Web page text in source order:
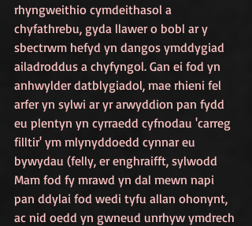
rhyngweithio cymdeithasol a
chyfathrebu, gyda llawer o bobl ar y
sbectrwm hefyd yn dangos ymddygiad
ailadroddus a chyfyngol. Gan ei fod yn
anhwylder datblygiadol, mae rhieni fel
arfer yn sylwi ar yr arwyddion pan fydd
eu plentyn yn cyrraedd cyfnodau 'carreg
filltir' ym mlynyddoedd cynnar eu
bywydau (felly, er enghraifft, sylwodd
Mam fod fy mrawd yn dal mewn napi
pan ddylai fod wedi tyfu allan ohonynt,
ac nid oedd yn gwneud unrhyw ymdrech